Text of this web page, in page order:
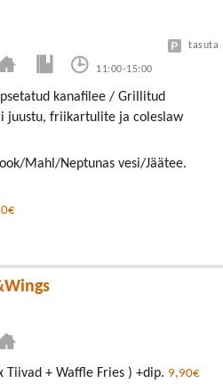
11:00-15:00
tasuta
kanafilee / Grillitud
juustu, friikartulite ja coleslaw
Mahl/Neptunas vesi/Jäätee.
Tiivad + Waffle Fries ) +dip. 9,90€